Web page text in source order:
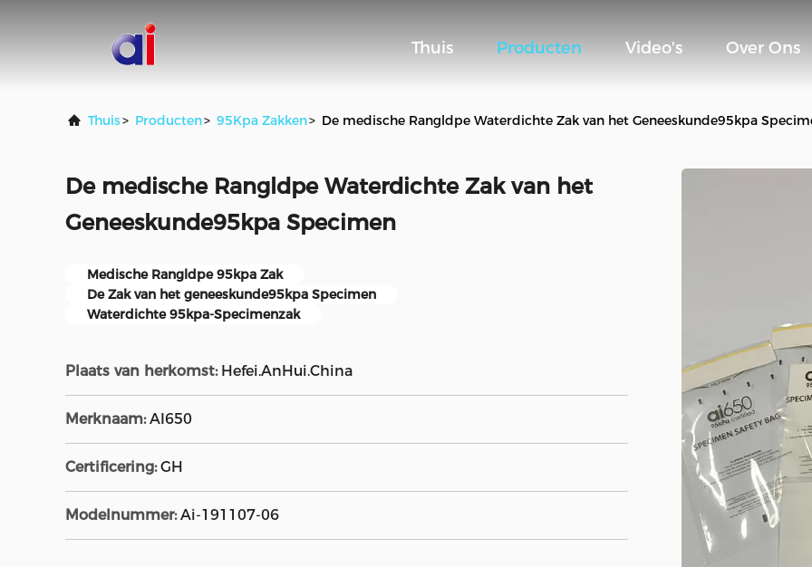
Thuis Producten Video's Over Ons
Thuis> Producten> 95Kpa Zakken> De medische Rangldpe Waterdichte Zak van het Geneeskunde95kpa
De medische Rangldpe Waterdichte Zak van het
Geneeskunde95kpa Specimen
Medische Rangldpe 95kpa Zak
De Zak van het geneeskunde95kpa Specimen
Waterdichte 95kpa-Specimenzak
Plaats van herkomst: Hefei.AnHui.China
Merknaam: AI650
Certificering: GH
Modelnummer: Ai-191107-06